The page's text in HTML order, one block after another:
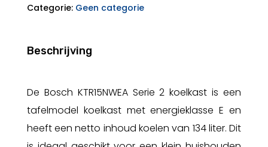
Categorie: Geen categorie
Beschrijving
De Bosch KTR15NWEA Serie 2 koelkast is een
tafelmodel koelkast met energieklasse E en
heeft een netto inhoud koelen van 134 liter. Dit